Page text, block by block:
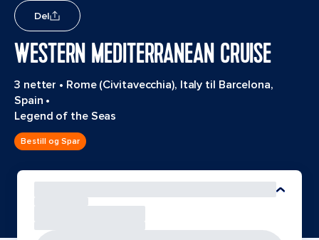
Del
WESTERN MEDITERRANEAN CRUISE
3 netter • Rome (Civitavecchia), Italy til Barcelona,
Spain •
Legend of the Seas
Bestill og Spar